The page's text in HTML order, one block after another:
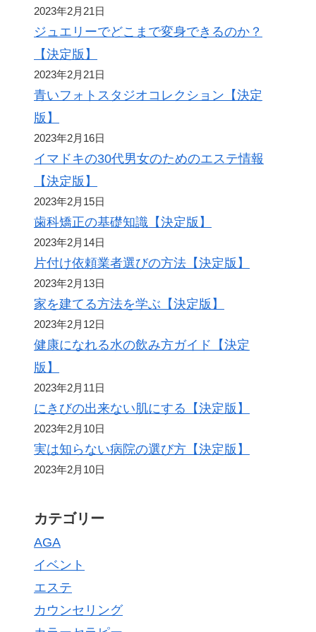
2023年2月21日
ジュエリーでどこまで変身できるのか？
【決定版】
2023年2月21日
青いフォトスタジオコレクション【決定
版】
2023年2月16日
イマドキの30代男女のためのエステ情報
【決定版】
2023年2月15日
歯科矯正の基礎知識【決定版】
2023年2月14日
片付け依頼業者選びの方法【決定版】
2023年2月13日
家を建てる方法を学ぶ【決定版】
2023年2月12日
健康になれる水の飲み方ガイド【決定
版】
2023年2月11日
にきびの出来ない肌にする【決定版】
2023年2月10日
実は知らない病院の選び方【決定版】
2023年2月10日
カテゴリー
AGA
イベント
エステ
カウンセリング